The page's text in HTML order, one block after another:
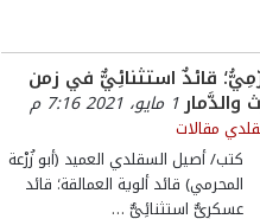
قائدٌ استثنائِيٌّ في زمن
والدَّمار1 مايو، 2021 7:16 م
مقالات
كتب/ أصيل السقلدي العميد (أبو زُرْعة
المحرمي) قائد ألوية العمالقة؛ قائد
عسكرِيٌّ استثنائِيٌّ …